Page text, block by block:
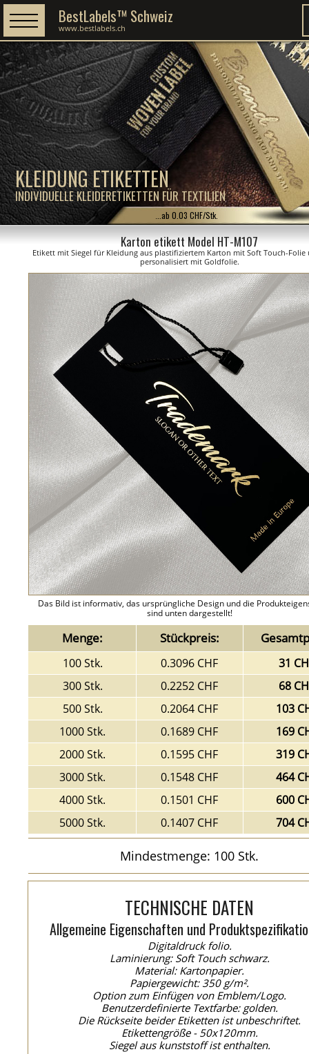
KLEIDUNG ETIKETTEN
INDIVIDUELLE KLEIDERETIKETTEN FÜR TEXTILIEN
BestLabels™ Schweiz
www.bestlabels.ch
...ab 0.03 CHF/Stk.
Karton etikett Model HT-M107
Etikett mit Siegel für Kleidung aus plastifiziertem Karton mit Soft Touch-
personalisiert mit Goldfolie.
Das Bild ist informativ, das ursprüngliche Design und die
sind unten dargestellt!
Menge: Stückpreis:
100 Stk. 0.3096 CHF
31
300 Stk.
0.2252 CHF
68
500 Stk.
0.2064 CHF
103
1000 Stk.
0.1689 CHF
169
2000 Stk.
0.1595 CHF
319
3000 Stk.
0.1548 CHF
464
4000 Stk.
0.1501 CHF
600
5000 Stk.
0.1407 CHF 704
Mindestmenge: 100 Stk.
TECHNISCHE DATEN
Allgemeine Eigenschaften und
Digitaldruck folio.
Laminierung: Soft Touch schwarz.
Material: Kartonpapier.
Papiergewicht: 350 g/m².
Option zum Einfügen von Emblem/Logo.
Benutzerdefinierte Textfarbe: golden.
Die Rückseite beider Etiketten ist unbeschriftet.
Etikettengröße - 50x120mm.
Siegel aus kunststoff ist enthalten.